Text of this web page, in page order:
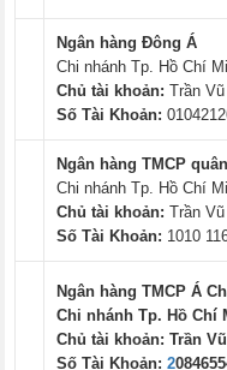
Ngân hàng Đông Á
Chi nhánh Tp. Hồ Chí
Chủ tài khoản: Trần
Số Tài Khoản:
Ngân hàng TMCP
Chi nhánh Tp. Hồ Chí
Chủ tài khoản: Trần
Số Tài Khoản: 1010
Ngân hàng TMCP Á
Chi nhánh Tp. Hồ Chí
Chủ tài khoản: Trần
Số Tài Khoản: 2